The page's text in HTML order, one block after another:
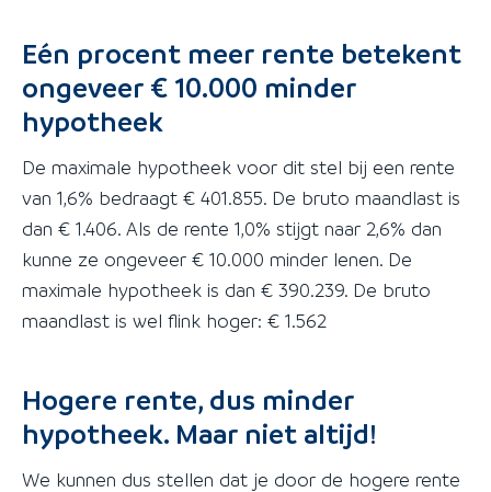
Eén procent meer rente betekent
ongeveer € 10.000 minder
hypotheek
De maximale hypotheek voor dit stel bij een rente
van 1,6% bedraagt € 401.855. De bruto maandlast is
dan € 1.406. Als de rente 1,0% stijgt naar 2,6% dan
kunne ze ongeveer € 10.000 minder lenen. De
maximale hypotheek is dan € 390.239. De bruto
maandlast is wel flink hoger: € 1.562
Hogere rente, dus minder
hypotheek. Maar niet altijd!
We kunnen dus stellen dat je door de hogere rente